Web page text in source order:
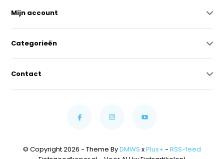
Mijn account
Categorieën
Contact
© Copyright 2026 - Theme ByDMWS xPlus+ - RSS-feed